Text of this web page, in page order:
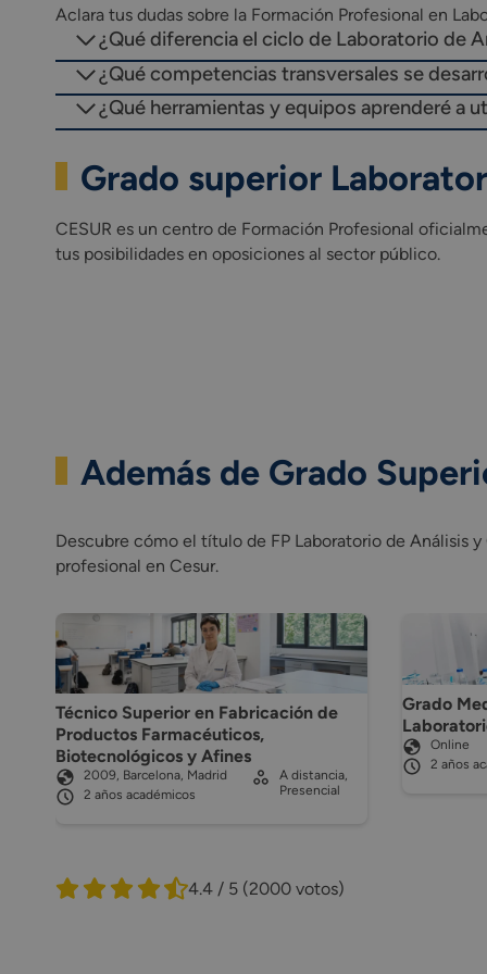
Aclara tus dudas sobre la Formación Profesional en
¿Qué diferencia el ciclo de Laboratorio de
¿Qué competencias transversales se
¿Qué herramientas y equipos aprenderé a
Grado superior
CESUR es un centro de Formación Profesional
tus posibilidades en oposiciones al sector público.
Además de Grado
Descubre cómo el título de FP Laboratorio de Análisis
profesional en Cesur.
Técnico Superior en Fabricación de
Productos Farmacéuticos,
Biotecnológicos y Afines
2009, Barcelona, Madrid
2 años académicos
A distancia,
Presencial
Grado
Online
2 años
4.4 / 5 (2000 votos)